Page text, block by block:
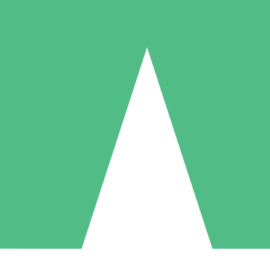
Individuelle Credit-Pakete
nach Bedarf mit Download-Credits. Keine monatliche Verpflichtung